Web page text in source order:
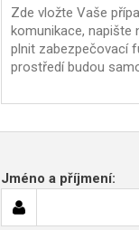
Jméno a příjmení: